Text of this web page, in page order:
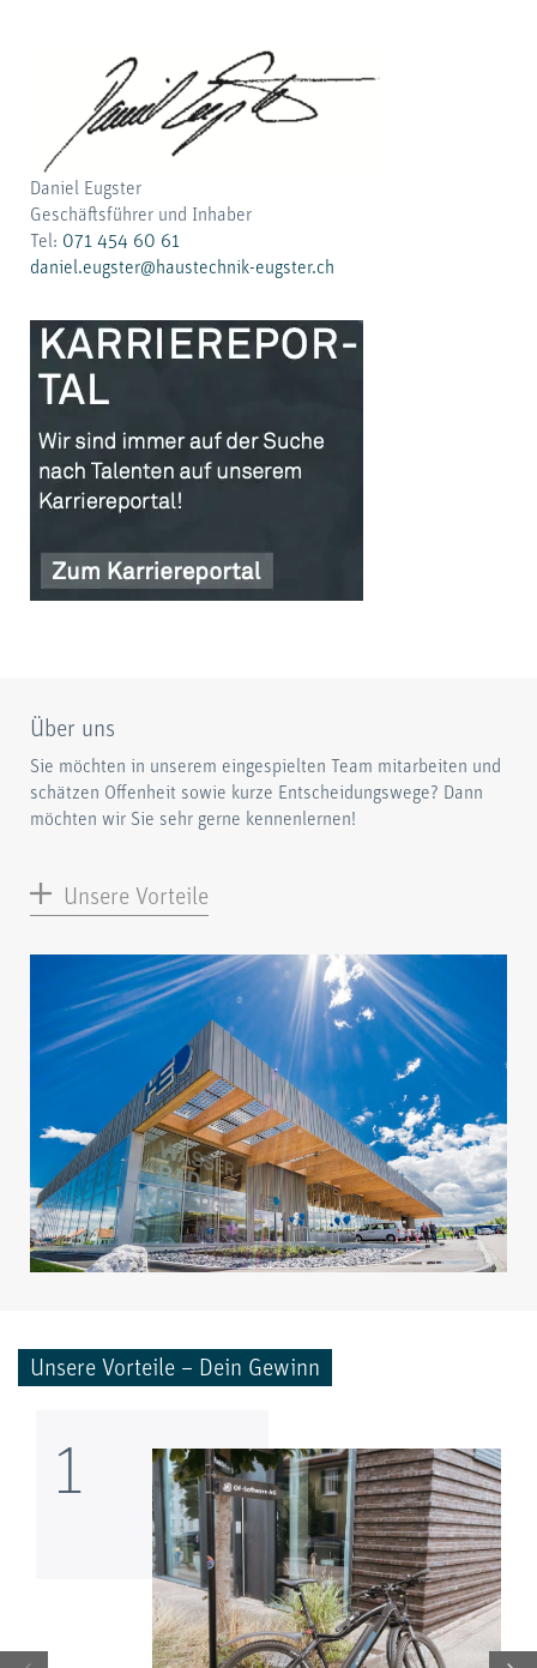
Daniel Eugster
Geschäftsführer und Inhaber
Tel: 071 454 60 61
daniel.eugster@haustechnik-eugster.ch
Über uns
Sie möchten in unserem eingespielten Team mitarbeiten und
schätzen Offenheit sowie kurze Entscheidungswege? Dann
möchten wir Sie sehr gerne kennenlernen!
Unsere Vorteile
Unsere Vorteile – Dein Gewinn
1